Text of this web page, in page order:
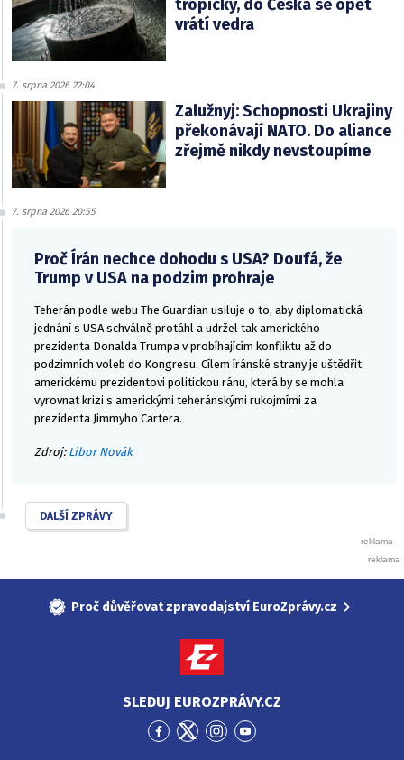
tropický, do Česka se opět
vrátí vedra
7. srpna 2026 22:04
Zalužnyj: Schopnosti Ukrajiny
překonávají NATO. Do aliance
zřejmě nikdy nevstoupíme
7. srpna 2026 20:55
Proč Írán nechce dohodu s USA? Doufá, že
Trump v USA na podzim prohraje
Teherán podle webu The Guardian usiluje o to, aby diplomatická
jednání s USA schválně protáhl a udržel tak amerického
prezidenta Donalda Trumpa v probíhajícím konfliktu až do
podzimních voleb do Kongresu. Cílem íránské strany je uštědřit
americkému prezidentovi politickou ránu, která by se mohla
vyrovnat krizi s americkými teheránskými rukojmími za
prezidenta Jimmyho Cartera.
Zdroj: Libor Novák
DALŠÍ ZPRÁVY
Proč důvěřovat zpravodajství EuroZprávy.cz
SLEDUJ EUROZPRÁVY.CZ
PřejítPřejítPřejítPřejít